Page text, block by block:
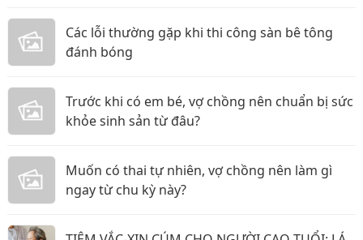
Các lỗi thường gặp khi thi công sàn bê tông
đánh bóng
Trước khi có em bé, vợ chồng nên chuẩn bị sức
khỏe sinh sản từ đâu?
Muốn có thai tự nhiên, vợ chồng nên làm gì
ngay từ chu kỳ này?